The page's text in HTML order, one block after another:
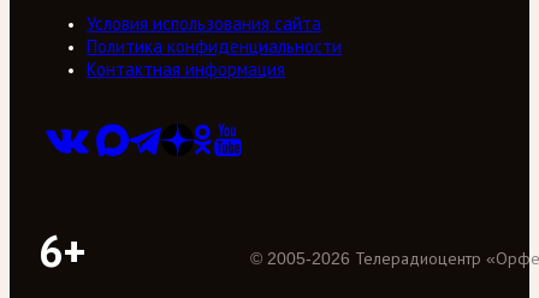
Условия использования сайта
Политика конфиденциальности
Контактная информация
6+ © 2005-2026 Телерадиоцентр